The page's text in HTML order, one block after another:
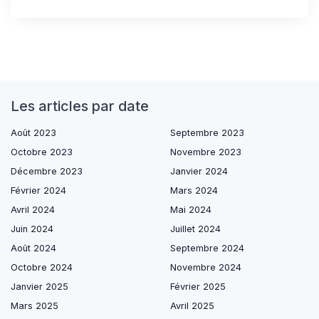
Les articles par date
Août 2023
Septembre 2023
Octobre 2023
Novembre 2023
Décembre 2023
Janvier 2024
Février 2024
Mars 2024
Avril 2024
Mai 2024
Juin 2024
Juillet 2024
Août 2024
Septembre 2024
Octobre 2024
Novembre 2024
Janvier 2025
Février 2025
Mars 2025
Avril 2025